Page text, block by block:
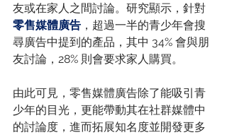
友或在家人之間討論。研究顯示，針對
零售媒體廣告 ，超過一半的青少年會搜
尋廣告中提到的產品，其中 34% 會與朋
友討論，28% 則會要求家人購買。
由此可見，零售媒體廣告除了能吸引青
少年的目光，更能帶動其在社群媒體中
的討論度，進而拓展知名度並開發更多